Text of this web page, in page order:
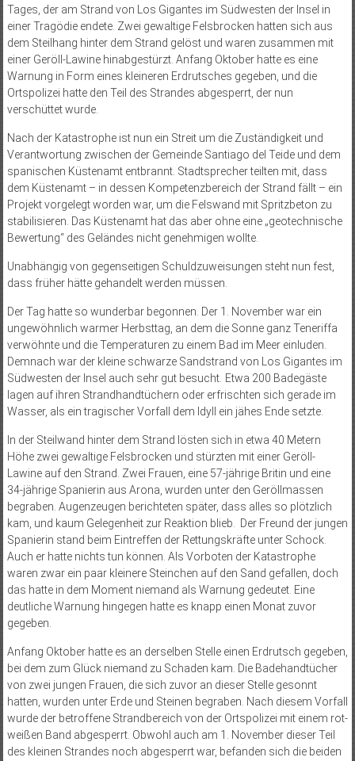
Tages, der am Strand von Los Gigantes im Südwesten der Insel in
einer Tragödie endete. Zwei gewaltige Felsbrocken hatten sich aus
dem Steilhang hinter dem Strand gelöst und waren zusammen mit
einer Geröll-Lawine hinabgestürzt. Anfang Oktober hatte es eine
Warnung in Form eines kleineren Erdrutsches gegeben, und die
Ortspolizei hatte den Teil des Strandes abgesperrt, der nun
verschüttet wurde.
Nach der Katastrophe ist nun ein Streit um die Zuständigkeit und
Verantwortung zwischen der Gemeinde Santiago del Teide und dem
spanischen Küstenamt entbrannt. Stadtsprecher teilten mit, dass
dem Küstenamt – in dessen Kompetenzbereich der Strand fällt – ein
Projekt vorgelegt worden war, um die Felswand mit Spritzbeton zu
stabilisieren. Das Küs­tenamt hat das aber ohne eine „geotechnische
Bewertung“ des Geländes nicht genehmigen wollte.
Unabhängig von gegenseitigen Schuldzuweisungen steht nun fest,
dass früher hätte gehandelt werden müssen.
Der Tag hatte so wunderbar begonnen. Der 1. November war ein
ungewöhnlich warmer Herbsttag, an dem die Sonne ganz Teneriffa
verwöhnte und die Temperaturen zu einem Bad im Meer einluden.
Demnach war der kleine schwarze Sandstrand von Los Gigantes im
Südwesten der Insel auch sehr gut besucht. Etwa 200 Badegäste
lagen auf ihren Strandhandtüchern oder erfrischten sich gerade im
Wasser, als ein tragischer Vorfall dem Idyll ein jähes Ende setzte.
In der Steilwand hinter dem Strand lösten sich in etwa 40 Metern
Höhe zwei gewaltige Felsbrocken und stürzten mit einer Geröll-
Lawine auf den Strand. Zwei Frauen, eine 57-jährige Britin und eine
34-jährige Spanierin aus Arona, wurden unter den Geröllmassen
begraben. Augenzeugen berichteten später, dass alles so plötzlich
kam, und kaum Gelegenheit zur Reaktion blieb. Der Freund der jungen
Spanierin stand beim Eintreffen der Rettungskräfte unter Schock.
Auch er hatte nichts tun können. Als Vorboten der Katastrophe
waren zwar ein paar kleinere Steinchen auf den Sand gefallen, doch
das hatte in dem Moment niemand als Warnung gedeutet. Eine
deutliche Warnung hingegen hatte es knapp einen Monat zuvor
gegeben.
Anfang Oktober hatte es an derselben Stelle einen Erdrutsch gegeben,
bei dem zum Glück niemand zu Schaden kam. Die Badehandtücher
von zwei jungen Frauen, die sich zuvor an dieser Stelle gesonnt
hatten, wurden unter Erde und Steinen begraben. Nach diesem Vorfall
wurde der betroffene Strandbereich von der Ortspolizei mit einem rot-
weißen Band abgesperrt. Obwohl auch am 1. November dieser Teil
des kleinen Strandes noch abgesperrt war, befanden sich die beiden